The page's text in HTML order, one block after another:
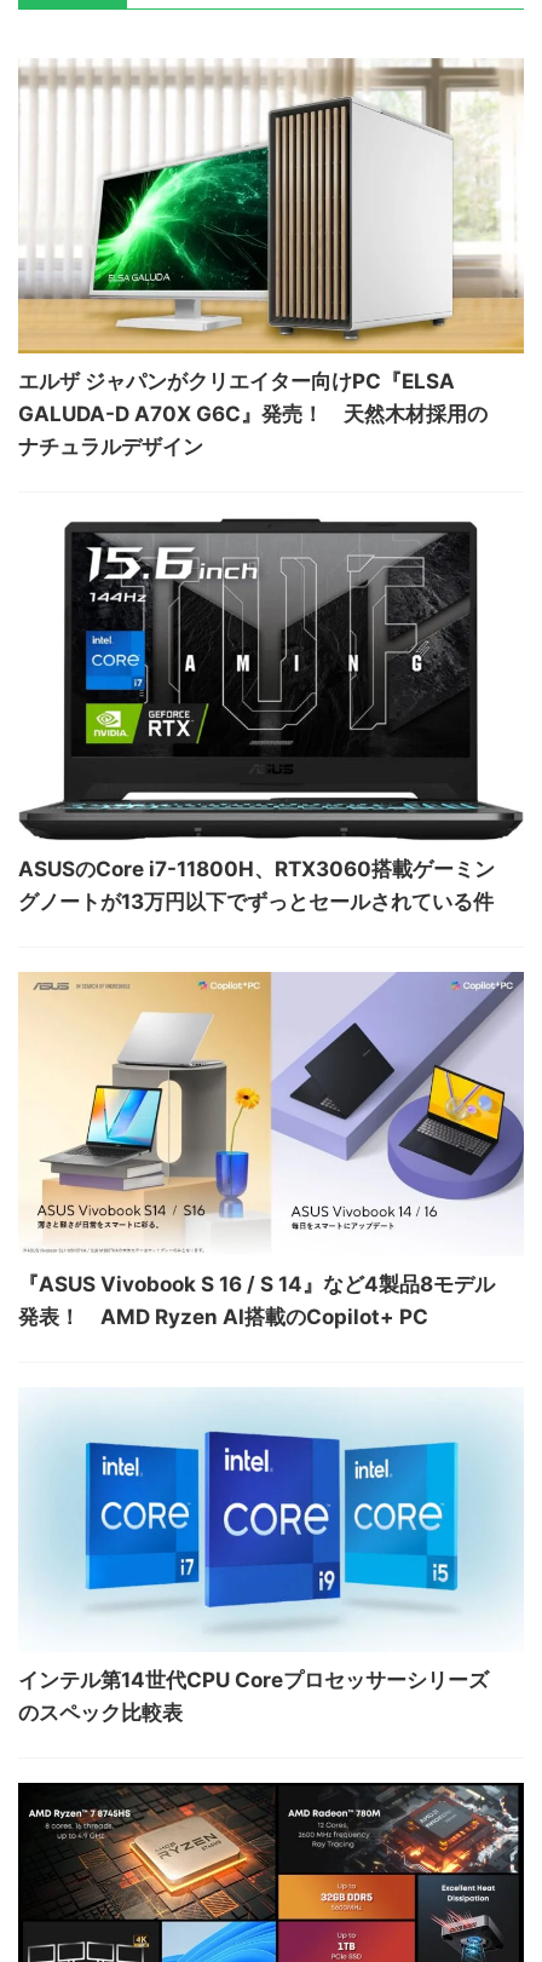
エルザ ジャパンがクリエイター向けPC『ELSA
GALUDA-D A70X G6C』発売！ 天然木材採用の
ナチュラルデザイン
ASUSのCore i7-11800H、RTX3060搭載ゲーミン
グノートが13万円以下でずっとセールされている件
『ASUS Vivobook S 16 / S 14』など4製品8モデル
発表！ AMD Ryzen AI搭載のCopilot+ PC
インテル第14世代CPU Coreプロセッサーシリーズ
のスペック比較表